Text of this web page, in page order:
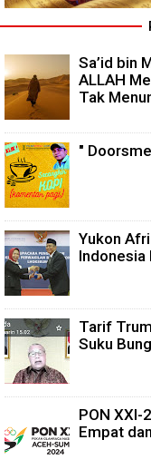
Sa’id bin
ALLAH
Tak
"
Yukon
Indonesia
Tarif
Suku
PON XXI-
Empat